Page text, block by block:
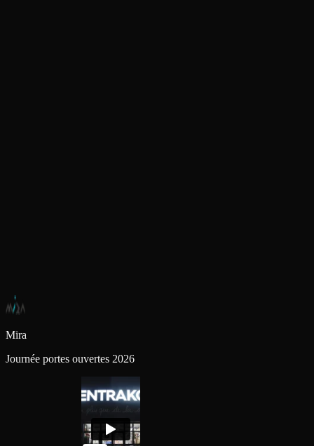
Mira
Journée portes ouvertes 2026